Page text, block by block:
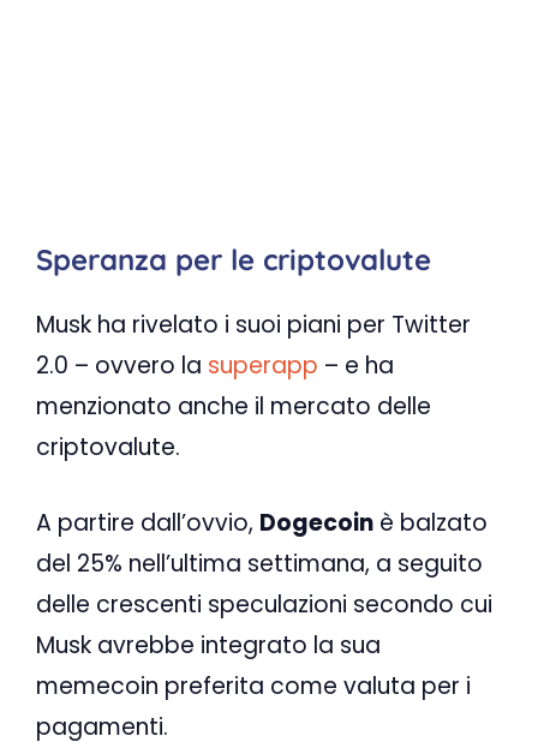
Speranza per le criptovalute
Musk ha rivelato i suoi piani per Twitter
2.0 – ovvero la superapp – e ha
menzionato anche il mercato delle
criptovalute.
A partire dall’ovvio, Dogecoin è balzato
del 25% nell’ultima settimana, a seguito
delle crescenti speculazioni secondo cui
Musk avrebbe integrato la sua
memecoin preferita come valuta per i
pagamenti.